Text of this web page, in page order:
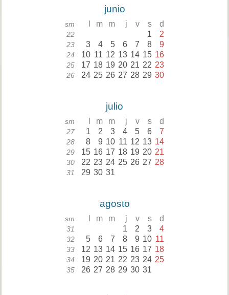
junio
sm m m j v s d
22 1 2
23 3 4 5 6 7 8 9
24 10 11 12 13 14 15 16
25 17 18 19 20 21 22 23
26 24 25 26 27 28 29 30
julio
sm m m j v s d
27 1 2 3 4 5 6 7
28 8 9 10 11 12 13 14
29 15 16 17 18 19 20 21
30 22 23 24 25 26 27 28
31 29 30 31
agosto
sm m m j v s d
31 1 2 3 4
32 5 6 7 8 9 10 11
33 12 13 14 15 16 17 18
34 19 20 21 22 23 24 25
35 26 27 28 29 30 31